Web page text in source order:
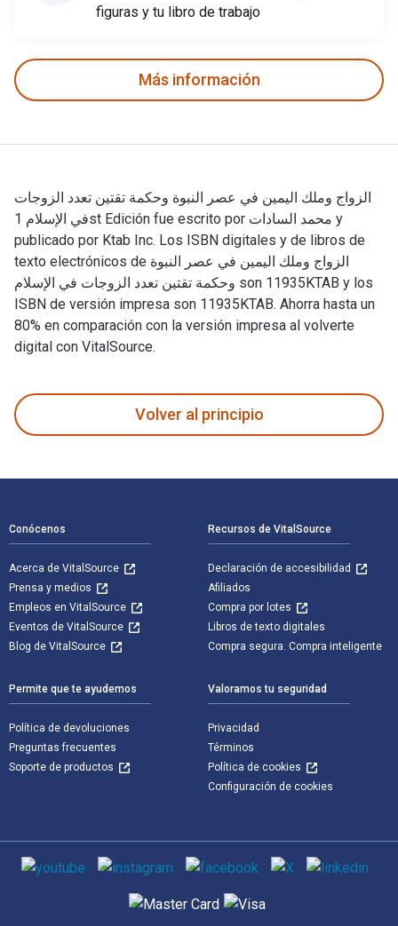
figuras y tu libro de trabajo
Más información
الزواج وملك اليمين في عصر النبوة وحكمة تقتين تعدد الزوجات
في الإسلام 1st Edición fue escrito por محمد السادات y
publicado por Ktab Inc. Los ISBN digitales y de libros de
texto electrónicos de الزواج وملك اليمين في عصر النبوة
وحكمة تقتين تعدد الزوجات في الإسلام son 11935KTAB y los
ISBN de versión impresa son 11935KTAB. Ahorra hasta un
80% en comparación con la versión impresa al volverte
digital con VitalSource.
Volver al principio
Conócenos
Acerca de VitalSource
Prensa y medios
Empleos en VitalSource
Eventos de VitalSource
Blog de VitalSource
Recursos de VitalSource
Declaración de accesibilidad
Afiliados
Compra por lotes
Libros de texto digitales
Compra segura. Compra inteligente
Permite que te ayudemos
Política de devoluciones
Preguntas frecuentes
Soporte de productos
Valoramos tu seguridad
Privacidad
Términos
Política de cookies
Configuración de cookies
Medios de comunicación social
Métodos de pago admitidos